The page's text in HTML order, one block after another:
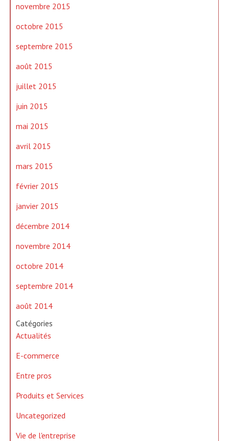
novembre 2015
octobre 2015
septembre 2015
août 2015
juillet 2015
juin 2015
mai 2015
avril 2015
mars 2015
février 2015
janvier 2015
décembre 2014
novembre 2014
octobre 2014
septembre 2014
août 2014
Catégories
Actualités
E-commerce
Entre pros
Produits et Services
Uncategorized
Vie de l'entreprise